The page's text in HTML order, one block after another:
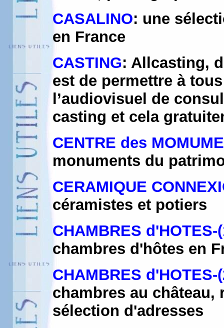
CASALINO: une
en France
CASTING: Allcasting,
est de permettre à
l’audiovisuel de
casting et cela
CENTRE des
monuments du
CERAMIQUE
céramistes et potiers
CHAMBRES d'HOTES-
chambres d'hôtes en
CHAMBRES d'HOTES-
chambres au château,
sélection d'adresses